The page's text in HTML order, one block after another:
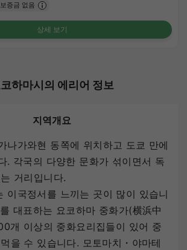
보증금 없음
상세 보기
하마시의 에리어 정보
지역개요
나가와현 동쪽에 위치하고 도쿄 만에
. 각국의 다양한 문화가 섞이면서 독
거리입니다.
이국정서를 느끼는 곳이 많이 있습니
대표하는 요코하마 중화가(横浜中
개 이상의 중화요리집들이 있어 중
을 수 있습니다. 모토마치・야마테